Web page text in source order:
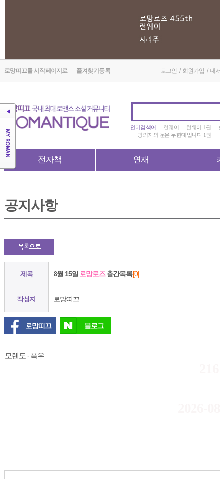
로망띠끄를 시작페이지로 즐겨찾기등록 로그인 / 회원가입 / 내
인기검색어 런웨이 런웨이 1권
빙의자의 운은 무한대입니다 1권
전자책 연재
공지사항
제목 8월 15일 로망로즈 출간목록[0]
작성자 로망띠끄
로망띠끄 블로그
모렌도 - 폭우